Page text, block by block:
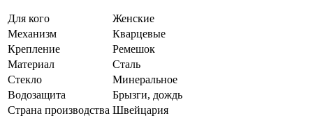
Для кого
Женские
Механизм
Кварцевые
Крепление
Ремешок
Материал
Сталь
Стекло
Минеральное
Водозащита
Брызги, дождь
Страна производства Швейцария